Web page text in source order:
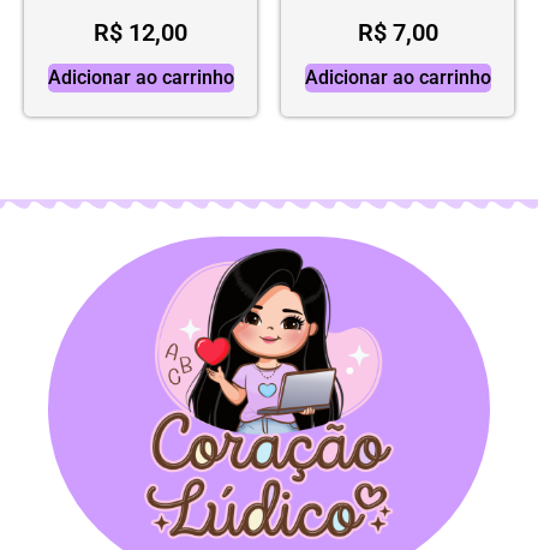
R$ 12,00
Adicionar ao carrinho
R$7,00
Adicionar ao carrinho